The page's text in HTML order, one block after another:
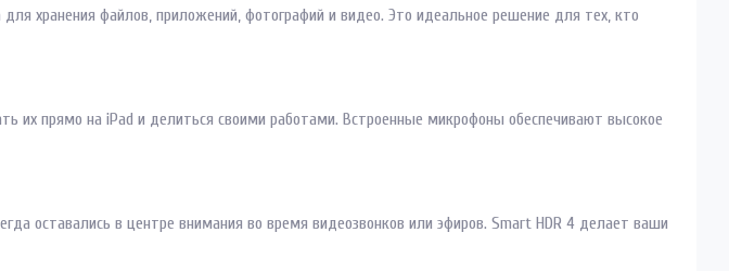
хранения файлов, приложений, фотографий и видео. Это идеальное решение для тех, кто
их прямо на iPad и делиться своими работами. Встроенные микрофоны обеспечивают высокое
оставались в центре внимания во время видеозвонков или эфиров. Smart HDR 4 делает ваши